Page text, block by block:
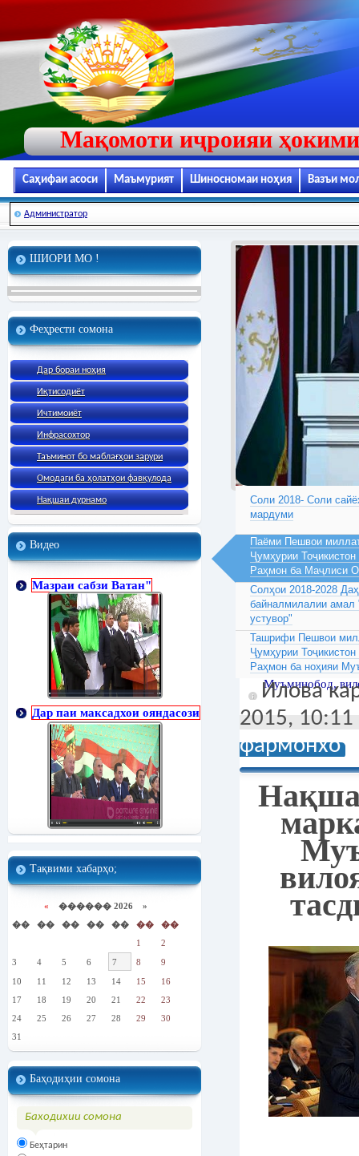
Мақомоти иҷроияи
Саҳифаи асоси Маъмурият Шиносномаи ноҳия Вазъи
Администратор
ШИОРИ МО !
Феҳрести сомона
Дар бораи ноҳия
Иқтисодиёт
Ичтимоиёт
Инфрасохтор
Таъминот бо маблағҳои зарури
Омодаги ба ҳолатҳои фавқулода
Нақшаи дурнамо
Видео
Мазраи сабзи Ватан"
Дар паи максадхои ояндасози
Тақвими хабарҳо;
« ������ 2026 »
��
�� �� �� �� ��
��
1
2
3
4 5 6 7 8
9
10
11 12 13 14 15
16
17
18 19 20 21 22
23
24
25 26 27 28 29
30
31
Баҳодиҳии сомона
Баходихии сомона
Беҳтарин
Соли 2018- Соли
мардуми
Паёми Пешвои
Ҷумҳурии
Раҳмон ба Маҷлиси
Солҳои 2018-2028
байналмилалии
устувор"
Ташрифи Пешвои
Ҷумҳурии
Раҳмон ба ноҳияи
Муъминобод,
Илова
2015, 10:11
фармонхо